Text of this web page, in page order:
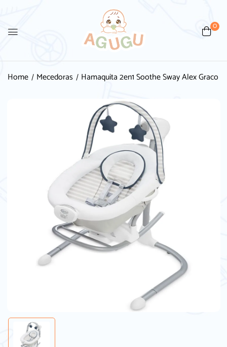
0
Home Mecedoras Hamaquita 2en1 Soothe Sway Alex Graco